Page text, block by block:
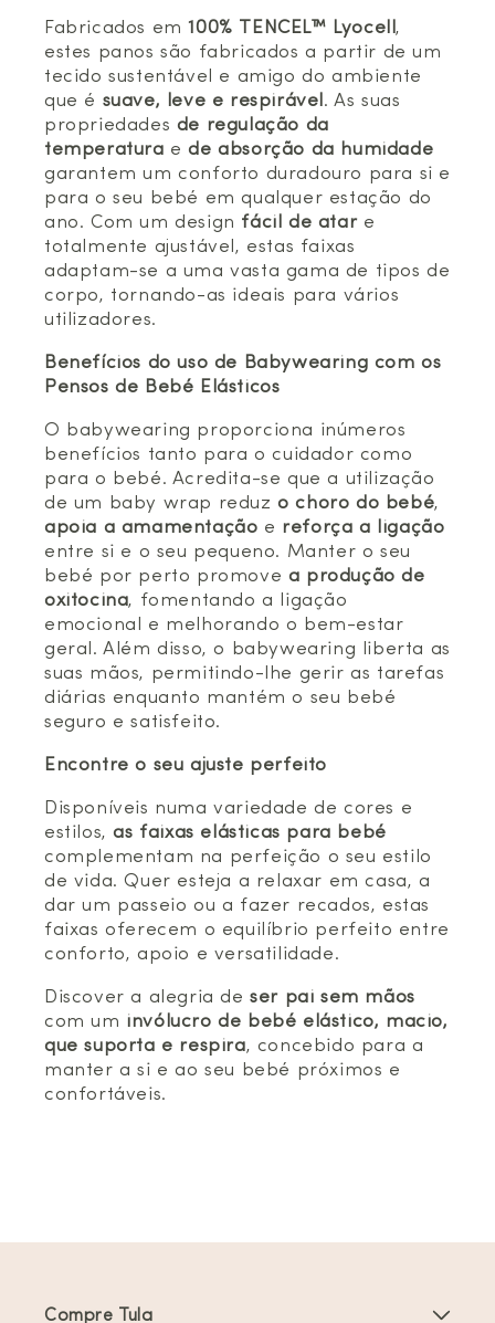
Fabricados em100% TENCEL™ Lyocell,
estes panos são fabricados a partir de um
tecido sustentável e amigo do ambiente
que é suave, leve e respirável . As suas
propriedades de regulação da
temperatura ede absorção da humidade
garantem um conforto duradouro para si e
para o seu bebé em qualquer estação do
ano. Com um design fácil de atare
totalmente ajustável, estas faixas
adaptam-se a uma vasta gama de tipos de
corpo, tornando-as ideais para vários
utilizadores.
Benefícios do uso de Babywearing com os
Pensos de Bebé Elásticos
O babywearing proporciona inúmeros
benefícios tanto para o cuidador como
para o bebé. Acredita-se que a utilização
de um baby wrap reduzo choro do bebé,
apoia a amamentação e reforça a ligação
entre si e o seu pequeno. Manter o seu
bebé por perto promove a produção de
oxitocina, fomentando a ligação
emocional e melhorando o bem-estar
geral. Além disso, o babywearing liberta as
suas mãos, permitindo-lhe gerir as tarefas
diárias enquanto mantém o seu bebé
seguro e satisfeito.
Encontre o seu ajuste perfeito
Disponíveis numa variedade de cores e
estilos,as faixas elásticas para bebé
complementam na perfeição o seu estilo
de vida. Quer esteja a relaxar em casa, a
dar um passeio ou a fazer recados, estas
faixas oferecem o equilíbrio perfeito entre
conforto, apoio e versatilidade.
Discover a alegria deser pai sem mãos
com um invólucro de bebé elástico, macio,
que suporta e respira, concebido para a
manter a si e ao seu bebé próximos e
confortáveis.
Compre Tula